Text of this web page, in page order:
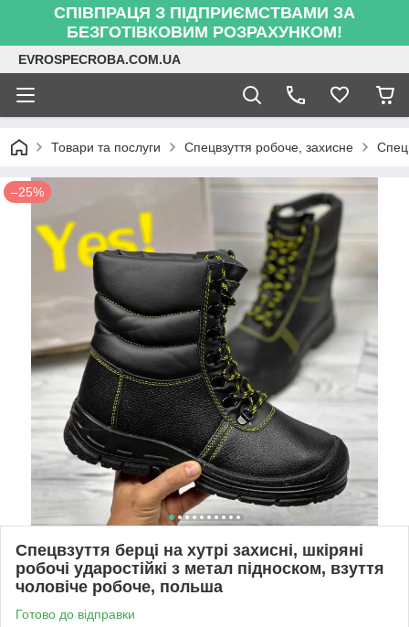
СПІВПРАЦЯ З ПІДПРИЄМСТВАМИ ЗА
БЕЗГОТІВКОВИМ РОЗРАХУНКОМ!
EVROSPECROBA.COM.UA
Товари та послуги Спецвзуття робоче, захисне
–25%
Спецвзуття берці на хутрі захисні, шкіряні
робочі ударостійкі з метал підноском, взуття
чоловіче робоче, польша
Готово до відправки